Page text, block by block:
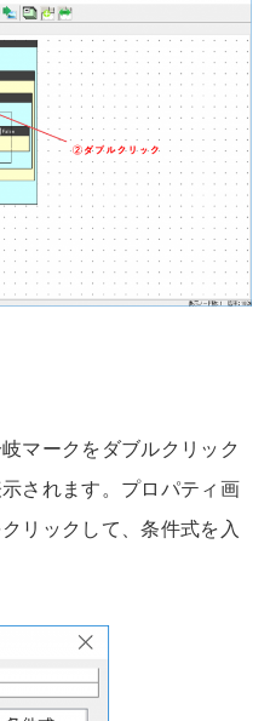
マークをダブルクリック
されます。プロパティ画
リックして、条件式を入